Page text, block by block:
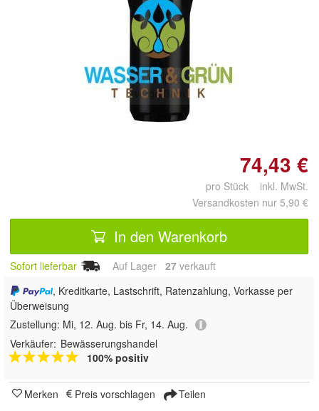
Doppelt antippen zum
vergrößern
74,43 €
pro Stück inkl. MwSt.
Versandkosten nur 5,90 €
In den Warenkorb
Sofort lieferbar Auf Lager 27 verkauft
, Kreditkarte, Lastschrift, Ratenzahlung, Vorkasse per
Überweisung
Zustellung: Mi, 12. Aug. bis Fr, 14. Aug.
Verkäufer: Bewässerungshandel
100% positiv
Merken Preis vorschlagen Teilen